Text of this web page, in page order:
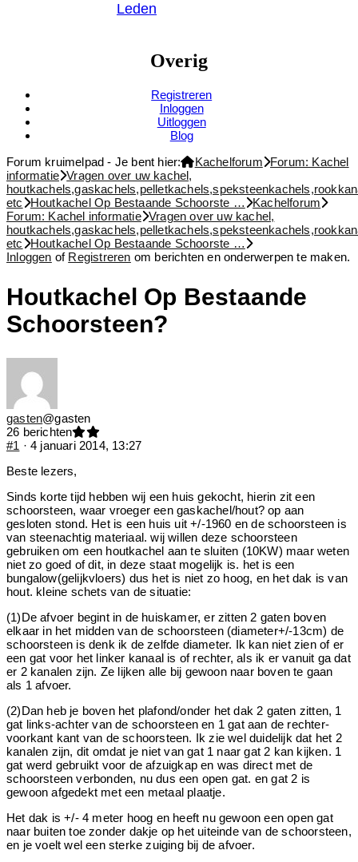
Leden
Overig
Registreren
Inloggen
Uitloggen
Blog
Forum kruimelpad - Je bent hier:
Kachelforum Forum: Kachel
informatie Vragen over uw kachel,
etc
Houtkachel Op Bestaande Schoorste …
Kachelforum
Forum: Kachel informatie Vragen over uw kachel,
etc
Houtkachel Op Bestaande Schoorste …
Inloggen of Registreren om berichten en onderwerpen te maken.
Houtkachel Op Bestaande
Schoorsteen?
gasten@gasten
26 berichten
#1 · 4 januari 2014, 13:27
Beste lezers,
Sinds korte tijd hebben wij een huis gekocht, hierin zit een
schoorsteen, waar vroeger een gaskachel/hout? op aan
gesloten stond. Het is een huis uit +/-1960 en de schoorsteen is
van steenachtig materiaal. wij willen deze schoorsteen
gebruiken om een houtkachel aan te sluiten (10KW) maar weten
niet zo goed of dit, in deze staat mogelijk is. het is een
bungalow(gelijkvloers) dus het is niet zo hoog, en het dak is van
hout. kleine schets van de situatie:
(1)De afvoer begint in de huiskamer, er zitten 2 gaten boven
elkaar in het midden van de schoorsteen (diameter+/-13cm) de
schoorsteen is denk ik de zelfde diameter. Ik kan niet zien of er
een gat voor het linker kanaal is of rechter, als ik er vanuit ga dat
er 2 kanalen zijn. Ze lijken alle bij gewoon naar boven te gaan
als 1 afvoer.
(2)Dan heb je boven het plafond/onder het dak 2 gaten zitten, 1
gat links-achter van de schoorsteen en 1 gat aan de rechter-
voorkant kant van de schoorsteen. Ik zie wel duidelijk dat het 2
kanalen zijn, dit omdat je niet van gat 1 naar gat 2 kan kijken. 1
gat werd gebruikt voor de afzuigkap en was direct met de
schoorsteen verbonden, nu dus een open gat. en gat 2 is
gewoon afgedekt met een metaal plaatje.
Het dak is +/- 4 meter hoog en heeft nu gewoon een open gat
naar buiten toe zonder dakje op het uiteinde van de schoorsteen,
en je voelt wel een sterke zuiging bij de afvoer.